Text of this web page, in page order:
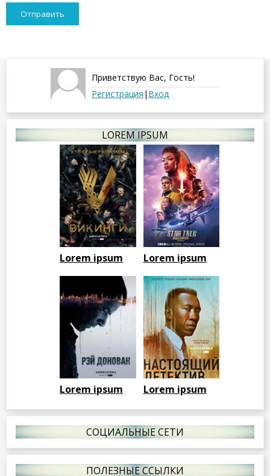
Отправить
Приветствую Вас, Гость!
Регистрация | Вход
LOREM IPSUM
Lorem ipsum Lorem ipsum
Lorem ipsum Lorem ipsum
СОЦИАЛЬНЫЕ СЕТИ
ПОЛЕЗНЫЕ ССЫЛКИ